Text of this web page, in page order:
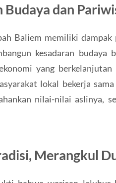
Budaya dan
Baliem memiliki
kesadaran budaya
yang
lokal bekerja
nilai-nilai aslinya,
Merangkul